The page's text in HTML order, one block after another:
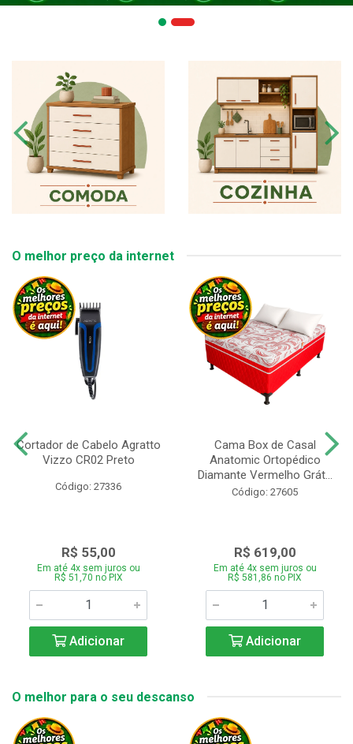
O melhor preço da internet
Cortador de Cabelo Agratto
Vizzo CR02 Preto
Código: 27336
R$ 55,00
Em até 4x sem juros ou
R$ 51,70 no PIX
Adicionar
Cama Box de Casal
Anatomic Ortopédico
Diamante Vermelho Grát...
Código: 27605
R$ 619,00
Em até 4x sem juros ou
R$ 581,86 no PIX
Adicionar
O melhor para o seu descanso